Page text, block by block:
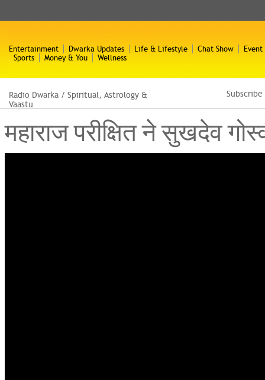
Entertainment Dwarka Updates Life & Lifestyle Chat Show
Event
Sports
Money & You Wellness
Radio Dwarka / Spiritual, Astrology &
Vaastu
महाराज परीक्षित ने सुखदेव